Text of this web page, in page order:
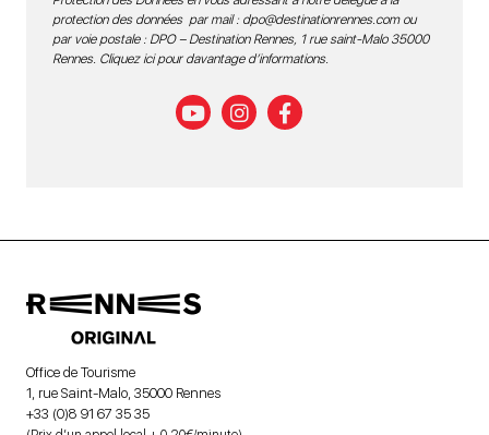
protection des données par mail : dpo@destinationrennes.comou
par voie postale : DPO – Destination Rennes, 1 rue saint-Malo 35000
Rennes. Cliquez ici pour davantage d’informations.
Office de Tourisme
1, rue Saint-Malo, 35000 Rennes
+33 (0)8 91 67 35 35